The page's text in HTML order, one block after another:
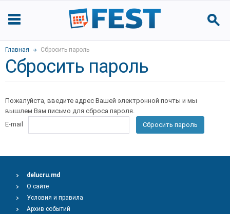
Главная Сбросить пароль
Сбросить пароль
Пожалуйста, введите адрес Вашей электронной почты и мы
вышлем Вам письмо для сброса пароля.
E-mail
Сбросить пароль
delucru.md
О сайте
Условия и правила
Архив событий